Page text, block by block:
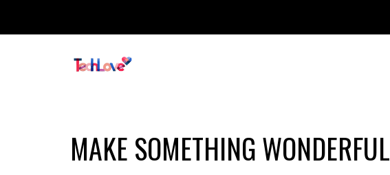
MAKE SOMETHING WONDERFUL